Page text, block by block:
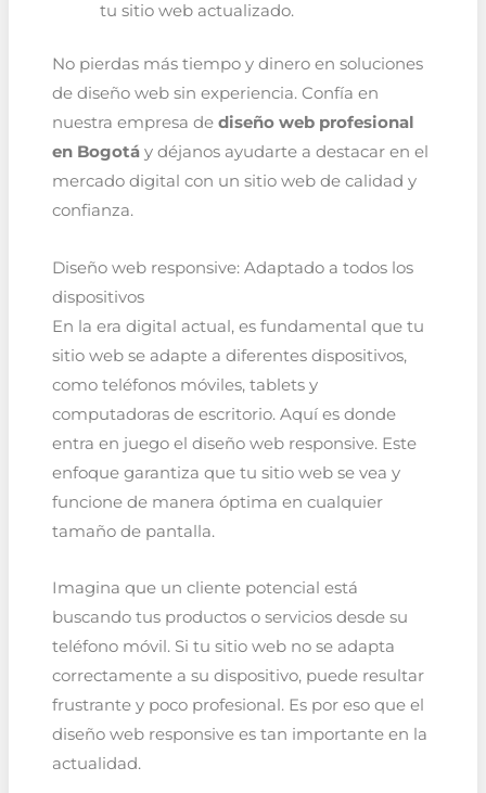
tu sitio web actualizado.
No pierdas más tiempo y dinero en soluciones
de diseño web sin experiencia. Confía en
nuestra empresa de diseño web profesional
en Bogotáy déjanos ayudarte a destacar en el
mercado digital con un sitio web de calidad y
confianza.
Diseño web responsive: Adaptado a todos los
dispositivos
En la era digital actual, es fundamental que tu
sitio web se adapte a diferentes dispositivos,
como teléfonos móviles, tablets y
computadoras de escritorio. Aquí es donde
entra en juego el diseño web responsive. Este
enfoque garantiza que tu sitio web se vea y
funcione de manera óptima en cualquier
tamaño de pantalla.
Imagina que un cliente potencial está
buscando tus productos o servicios desde su
teléfono móvil. Si tu sitio web no se adapta
correctamente a su dispositivo, puede resultar
frustrante y poco profesional. Es por eso que el
diseño web responsive es tan importante en la
actualidad.